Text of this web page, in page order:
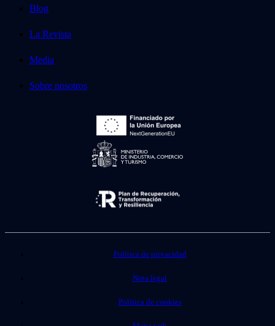
Blog
La Revista
Media
Sobre nosotros
Política de privacidad
Nota legal
Política de cookies